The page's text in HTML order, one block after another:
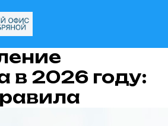
в 2026 году: